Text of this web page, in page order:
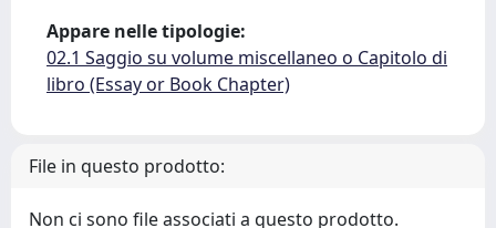
Appare nelle tipologie:
02.1 Saggio su volume miscellaneo o Capitolo di
libro (Essay or Book Chapter)
File in questo prodotto:
Non ci sono file associati a questo prodotto.